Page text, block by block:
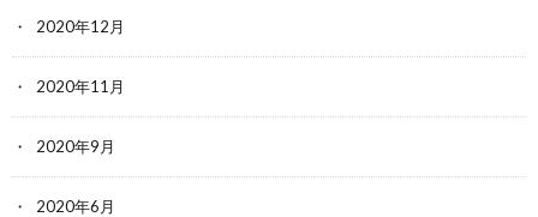
2020年12月
2020年11月
2020年9月
2020年6月